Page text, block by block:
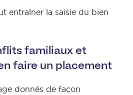
entraîner la saisie du bien
familiaux et
faire un placement
donnés de façon